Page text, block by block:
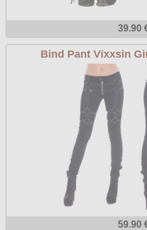
39.90
Bind Pant Vixxsin
59.90